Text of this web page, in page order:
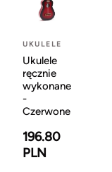
UKULELE
Ukulele
ręcznie
wykonane
-
Czerwone
196.80
PLN